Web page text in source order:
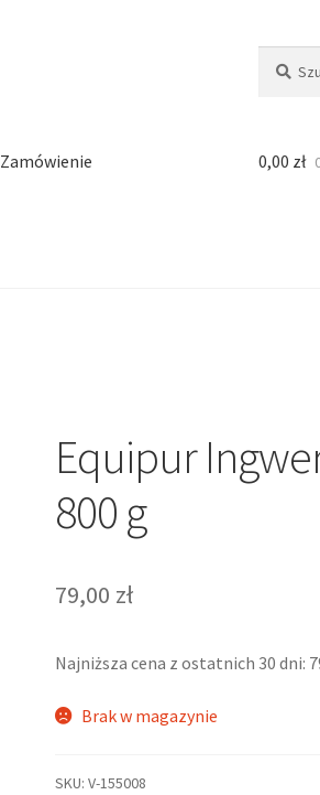
Zamówienie 0,00 zł
Equipur
800 g
79,00 zł
Najniższa cena z ostatnich 30 dni:
Brak w magazynie
SKU: V-155008